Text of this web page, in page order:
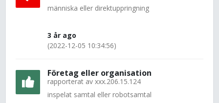
människa eller direktuppringning
3 år ago
(2022-12-05 10:34:56)
Företag eller organisation
rapporterat av xxx.206.15.124
inspelat samtal eller robotsamtal